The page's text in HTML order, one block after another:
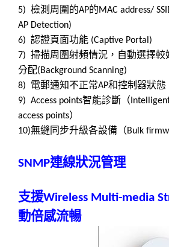
5) 檢測周圍的AP的MAC address/
AP Detection)
6) 認證頁面功能 (Captive Portal)
7) 掃描周圍射頻情況，自動選擇較
分配(Background Scanning)
8)
電郵通知不正常AP和控制器狀態
9) Access points智能診斷（
access points）
10)無縫同步升級各設備（Bulk
SNMP連線狀況管理
支援Wireless Multi-media
動倍感流暢